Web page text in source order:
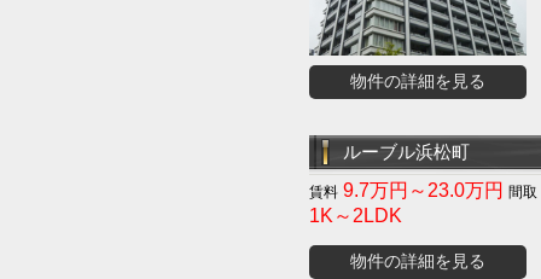
物件の詳細を見る
ルーブル浜松町
9.7万円～23.0万円
1K～2LDK
物件の詳細を見る